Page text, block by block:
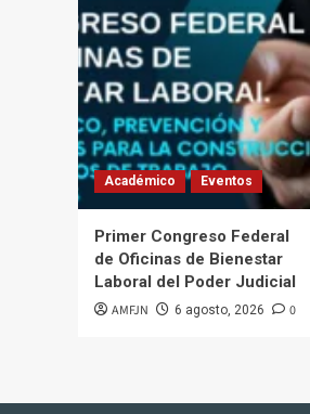
Académico Eventos
Primer Congreso Federal
de Oficinas de Bienestar
Laboral del Poder Judicial
AMFJN 6 agosto, 2026 0